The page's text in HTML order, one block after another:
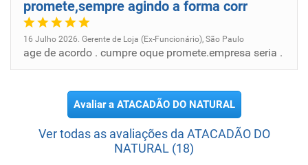
promete,sempre agindo a forma corr
16 Julho 2026. Gerente de Loja (Ex-Funcionário), São Paulo
age de acordo . cumpre oque promete.empresa seria .
Avaliar a ATACADÃO DO NATURAL
Ver todas as avaliações da ATACADÃO DO
NATURAL (18)